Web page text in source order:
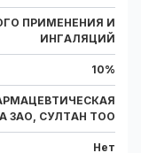
ПРИМЕНЕНИЯ И
ИНГАЛЯЦИЙ
10%
ЗАО, СУЛТАН ТОО
Нет